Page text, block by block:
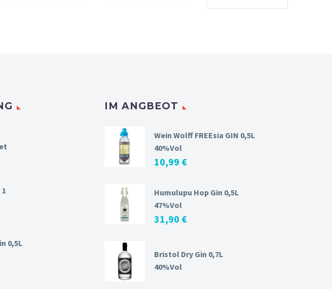
0,5L
IM ANGBEOT
Wein Wolff FREEsia GIN 0,5L
40%Vol
10,99 €
Humulupu Hop Gin 0,5L
47%Vol
31,90 €
Bristol Dry Gin 0,7L
40%Vol